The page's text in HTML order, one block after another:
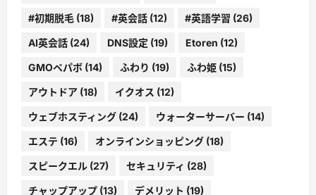
#初期脱毛 (18) #英会話 (12) #英語学習 (26)
AI英会話 (24) DNS設定 (19) Etoren (12)
GMOペパボ (14) ふわり (19) ふわ姫 (15)
アウトドア (18) イクオス (12)
ウェブホスティング (24) ウォーターサーバー (14)
エステ (16) オンラインショッピング (18)
スピークエル (27) セキュリティ (28)
チャップアップ (13) デメリット (19)